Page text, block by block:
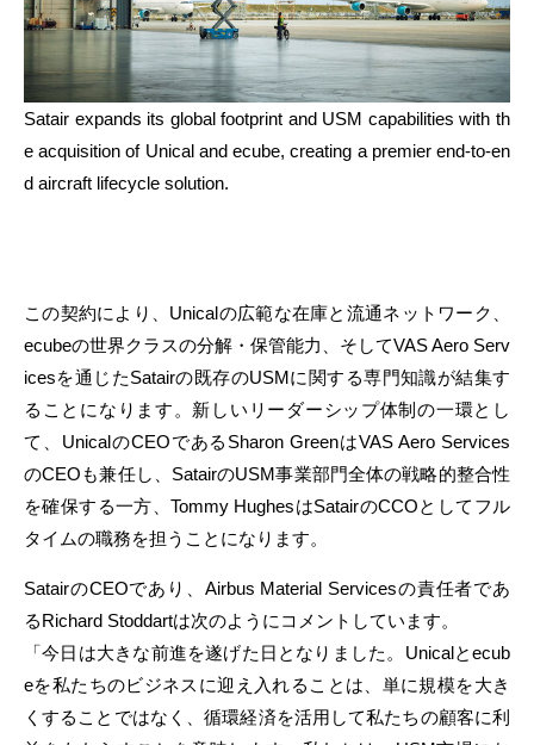
Satair expands its global footprint and USM capabilities with th
e acquisition of Unical and ecube, creating a premier end-to-en
d aircraft lifecycle solution.
この契約により、Unicalの広範な在庫と流通ネットワーク、
ecubeの世界クラスの分解・保管能力、そしてVAS Aero Serv
icesを通じたSatairの既存のUSMに関する専門知識が結集す
ることになります。新しいリーダーシップ体制の一環とし
て、UnicalのCEOであるSharon GreenはVAS Aero Services
のCEOも兼任し、SatairのUSM事業部門全体の戦略的整合性
を確保する一方、Tommy HughesはSatairのCCOとしてフル
タイムの職務を担うことになります。
SatairのCEOであり、Airbus Material Servicesの責任者であ
るRichard Stoddartは次のようにコメントしています。
「今日は大きな前進を遂げた日となりました。Unicalとecub
eを私たちのビジネスに迎え入れることは、単に規模を大き
くすることではなく、循環経済を活用して私たちの顧客に利